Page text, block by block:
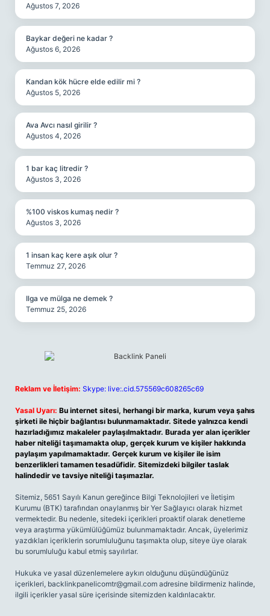
Ağustos 7, 2026
Baykar değeri ne kadar ?
Ağustos 6, 2026
Kandan kök hücre elde edilir mi ?
Ağustos 5, 2026
Ava Avcı nasıl girilir ?
Ağustos 4, 2026
1 bar kaç litredir ?
Ağustos 3, 2026
%100 viskos kumaş nedir ?
Ağustos 3, 2026
1 insan kaç kere aşık olur ?
Temmuz 27, 2026
Ilga ve mülga ne demek ?
Temmuz 25, 2026
Reklam ve İletişim: Skype: live:.cid.575569c608265c69
Yasal Uyarı: Bu internet sitesi, herhangi bir marka, kurum veya şahıs
şirketi ile hiçbir bağlantısı bulunmamaktadır. Sitede yalnızca kendi
hazırladığımız makaleler paylaşılmaktadır. Burada yer alan içerikler
haber niteliği taşımamakta olup, gerçek kurum ve kişiler hakkında
paylaşım yapılmamaktadır. Gerçek kurum ve kişiler ile isim
benzerlikleri tamamen tesadüfidir. Sitemizdeki bilgiler taslak
halindedir ve tavsiye niteliği taşımazlar.
Sitemiz, 5651 Sayılı Kanun gereğince Bilgi Teknolojileri ve İletişim
Kurumu (BTK) tarafından onaylanmış bir Yer Sağlayıcı olarak hizmet
vermektedir. Bu nedenle, sitedeki içerikleri proaktif olarak denetleme
veya araştırma yükümlülüğümüz bulunmamaktadır. Ancak, üyelerimiz
yazdıkları içeriklerin sorumluluğunu taşımakta olup, siteye üye olarak
bu sorumluluğu kabul etmiş sayılırlar.
Hukuka ve yasal düzenlemelere aykırı olduğunu düşündüğünüz
içerikleri, backlinkpanelicomtr@gmail.com adresine bildirmeniz halinde,
ilgili içerikler yasal süre içerisinde sitemizden kaldırılacaktır.